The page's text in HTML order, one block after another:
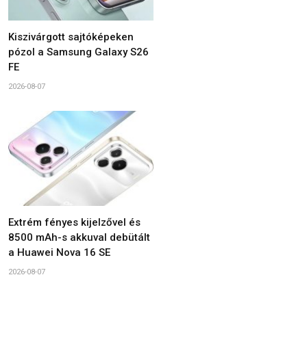
Kiszivárgott sajtóképeken
pózol a Samsung Galaxy S26
FE
2026-08-07
Extrém fényes kijelzővel és
8500 mAh-s akkuval debütált
a Huawei Nova 16 SE
2026-08-07